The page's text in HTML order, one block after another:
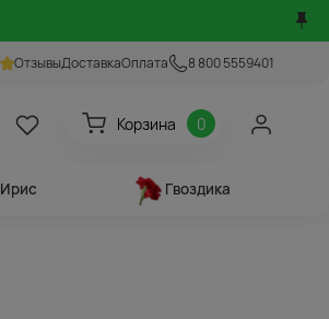
ОтзывыДоставкаОплата 8 800 5559401
Корзина 0
Ирис Гвоздика